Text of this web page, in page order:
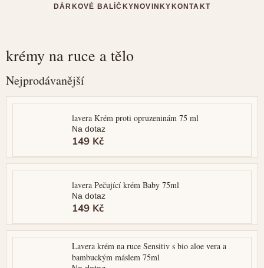
DÁRKOVÉ BALÍČKY NOVINKY KONTAKT
Přejít
obsah
krémy na ruce a tělo
Nejprodávanější
lavera Krém proti opruzeninám 75 ml
Na dotaz
149 Kč
lavera Pečující krém Baby 75ml
Na dotaz
149 Kč
Lavera krém na ruce Sensitiv s bio aloe vera a
bambuckým máslem 75ml